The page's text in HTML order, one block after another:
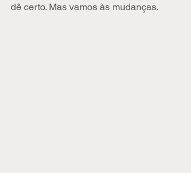
dê certo. Mas vamos às mudanças.